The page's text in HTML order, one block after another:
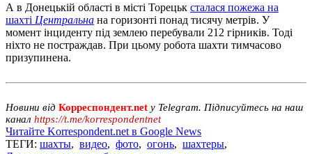
А в Донецькій області в місті Торецьк сталася пожежа на
шахті Центральна на горизонті понад тисячу метрів. У
момент інциденту під землею перебували 212 гірників. Тоді
ніхто не постраждав. При цьому робота шахти тимчасово
призупинена.
Новини від Корреспондент.net у Telegram. Підписуйтесь на наш
канал https://t.me/korrespondentnet
Читайте Korrespondent.net в Google News
ТЕГИ: шахты, видео, фото, огонь, шахтеры,